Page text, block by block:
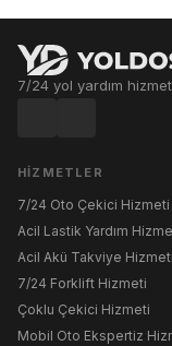
7/24 yol yardım
HIZMETLER
7/24 Oto Çekici Hizmeti
Acil Lastik Yardım
Acil Akü Takviye Hizmeti
7/24 Forklift Hizmeti
Çoklu Çekici Hizmeti
Mobil Oto Ekspertiz